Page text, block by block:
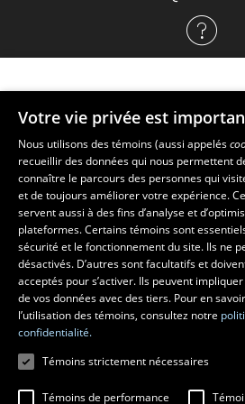
Faculté de musique
Pavillon Louis-Jacques-Casault
1055, avenue du Séminaire, Québec
Téléphone: 418 656-7061
Suivez-nous sur Facebook
Suivez-nous sur YouTube
Votre vie privée est
Nous utilisons des témoins (aussi appelés
recueillir des données qui nous permettent
connaître le parcours des personnes qui
et de toujours améliorer votre expérience.
servent aussi à des fins d’analyse et
plateformes. Certains témoins sont
sécurité et le fonctionnement du site. Ils ne
désactivés. D’autres sont facultatifs et
acceptés pour s’activer. Ils peuvent
de vos données avec des tiers. Pour en
l’utilisation des témoins, consultez notre
confidentialité.
Témoins strictement nécessaires
Témoins de performance